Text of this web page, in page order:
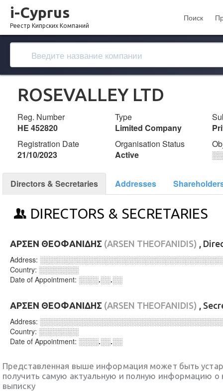
i-Cyprus
Реестр Кипрских Компаний
Поиск
ROSEVALLEY LTD
Reg. Number
ΗΕ 452820
Type
Limited Company
Registration Date
21/10/2023
Organisation Status
Active
Directors & Secretaries Addresses
DIRECTORS & SECRETARIES
ΑΡΣΕΝ ΘΕΟΦΑΝΙΔΗΣ (ARSEN THEOFANIDIS) ,
Address:
Country: ░░░░░░░░
Date of Appointment: ░░░░.░░.░░
ΑΡΣΕΝ ΘΕΟΦΑΝΙΔΗΣ (ARSEN THEOFANIDIS) ,
Address:
Country: ░░░░░░░░
Date of Appointment: ░░░░.░░.░░
Представленная выше информация может быть
получить самую актуальную и полную информацию о
выписку